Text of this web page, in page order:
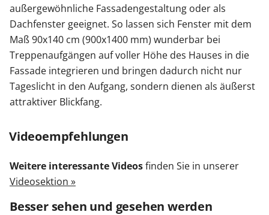
außergewöhnliche Fassadengestaltung oder als
Dachfenster geeignet. So lassen sich Fenster mit dem
Maß 90x140 cm (900x1400 mm) wunderbar bei
Treppenaufgängen auf voller Höhe des Hauses in die
Fassade integrieren und bringen dadurch nicht nur
Tageslicht in den Aufgang, sondern dienen als äußerst
attraktiver Blickfang.
Videoempfehlungen
Weitere interessante Videosfinden Sie in unserer
Videosektion »
Besser sehen und gesehen werden